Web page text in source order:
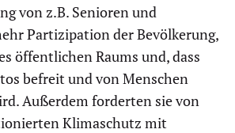
von z.B. Senioren und
Partizipation der Bevölkerung,
öffentlichen Raums und, dass
befreit und von Menschen
Außerdem forderten sie von
Klimaschutz mit